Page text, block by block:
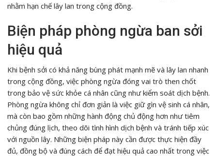
nhằm hạn chế lây lan trong cộng đồng.
Biện pháp phòng ngừa ban sởi
hiệu quả
Khi bệnh sởi có khả năng bùng phát mạnh mẽ và lây lan nhanh
trong cộng đồng, việc phòng ngừa đóng vai trò then chốt
trong bảo vệ sức khỏe cá nhân cũng như kiểm soát dịch bệnh.
Phòng ngừa không chỉ đơn giản là việc giữ gìn vệ sinh cá nhân,
mà còn bao gồm những hành động chủ động hơn như tiêm
chủng đúng lịch, theo dõi tình hình dịch bệnh và tránh tiếp xúc
với nguồn lây. Những biện pháp này cần được thực hiện đầy
đủ, đồng bộ và đúng cách để đạt hiệu quả cao nhất trong việc